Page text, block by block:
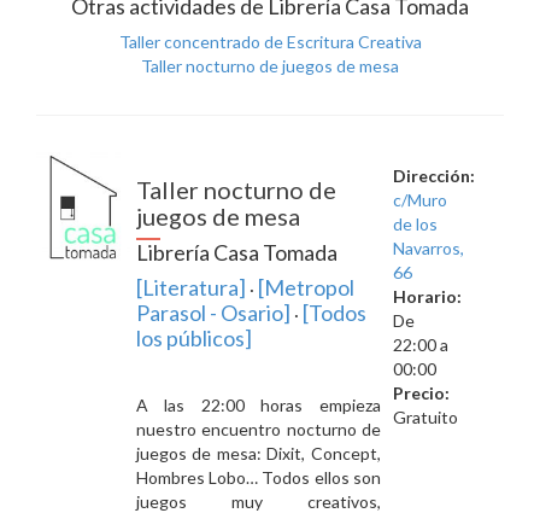
concentrado
de
Escritura
Otras actividades de Librería Casa Tomada
Taller concentrado de Escritura Creativa
Taller nocturno de juegos de mesa
Taller nocturno de
juegos de mesa
Librería Casa Tomada
[Literatura] · [Metropol
Parasol - Osario] · [Todos
los públicos]
A las 22:00 horas empieza
nuestro encuentro nocturno de
juegos de mesa: Dixit, Concept,
Hombres Lobo… Todos ellos son
juegos muy creativos,
Dirección:
c/Muro
de los
Navarros,
66
Horario:
De
22:00 a
00:00
Precio:
Gratuito